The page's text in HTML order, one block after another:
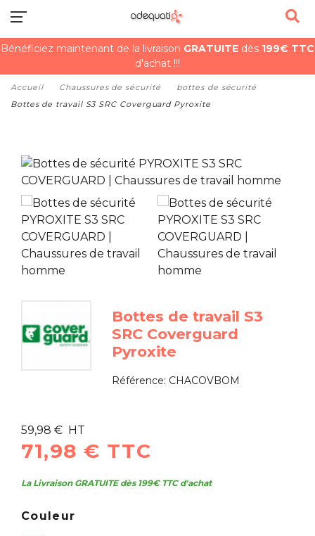
Bénéficiez maintenant de la livraison GRATUITE dès 199€ TTC
d'achat !!!
Accueil Chaussures de sécurité
bottes de sécurité
Bottes de travail S3 SRC Coverguard Pyroxite
Bottes de travail S3
SRC Coverguard
Pyroxite
Référence: CHACOVBOM
59,98 € HT
71,98 € TTC
La Livraison GRATUITE dès 199€ TTC d'achat
Couleur